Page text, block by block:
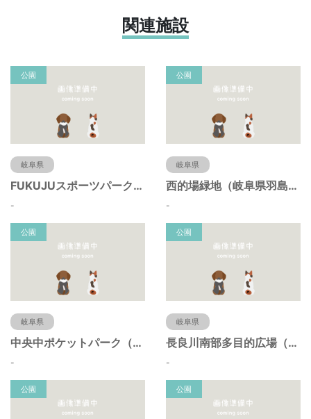
関連施設
公園
岐阜県
FUKUJUスポーツパーク（羽島市運動公園）（岐阜県羽島市）
-
公園
岐阜県
西的場緑地（岐阜県羽島市）
-
公園
岐阜県
中央中ポケットパーク（岐阜県羽島市）
-
公園
岐阜県
長良川南部多目的広場（岐阜県羽島市）
-
公園 公園